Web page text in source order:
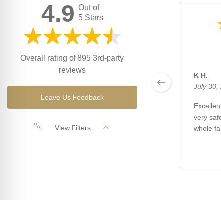
4.9 Out of
5 Stars
Overall rating of 895 3rd-party
reviews
Leave Us Feedback
View Filters
K H.
July 30,
very
whole